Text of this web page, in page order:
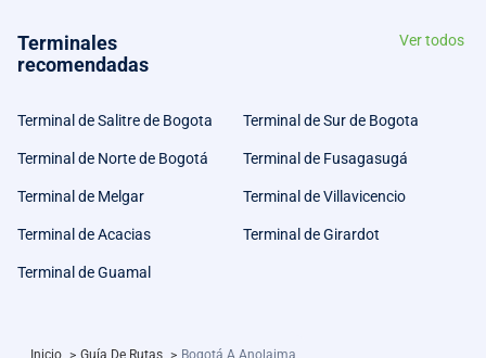
Terminales
recomendadas
Ver todos
Terminal de Salitre de Bogota Terminal de Sur de Bogota
Terminal de Norte de Bogotá Terminal de Fusagasugá
Terminal de Melgar Terminal de Villavicencio
Terminal de Acacias Terminal de Girardot
Terminal de Guamal